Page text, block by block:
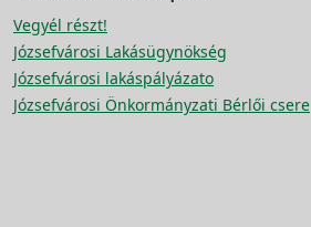
Vegyél részt!
Józsefvárosi Lakásügynökség
Józsefvárosi lakáspályázato
Józsefvárosi Önkormányzati Bérlői csere